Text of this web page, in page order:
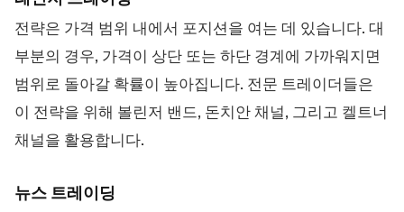
전략은 가격 범위 내에서 포지션을 여는 데 있습니다. 대
부분의 경우, 가격이 상단 또는 하단 경계에 가까워지면
범위로 돌아갈 확률이 높아집니다. 전문 트레이더들은
이 전략을 위해 볼린저 밴드, 돈치안 채널, 그리고 켈트너
채널을 활용합니다.
뉴스 트레이딩